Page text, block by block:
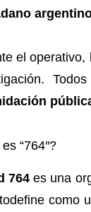
el
“764″?
764 es una
como